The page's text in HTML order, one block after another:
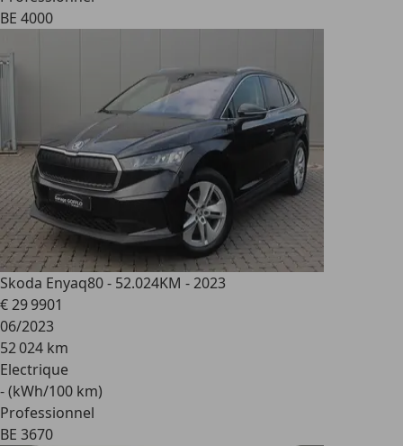
BE 4000
Skoda Enyaq80 - 52.024KM - 2023
€ 29 9901
06/2023
52 024 km
Electrique
- (kWh/100 km)
Professionnel
BE 3670